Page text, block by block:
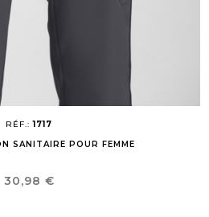
RÉF.:1717
SANITAIRE POUR FEMME
Prix
30,98 €